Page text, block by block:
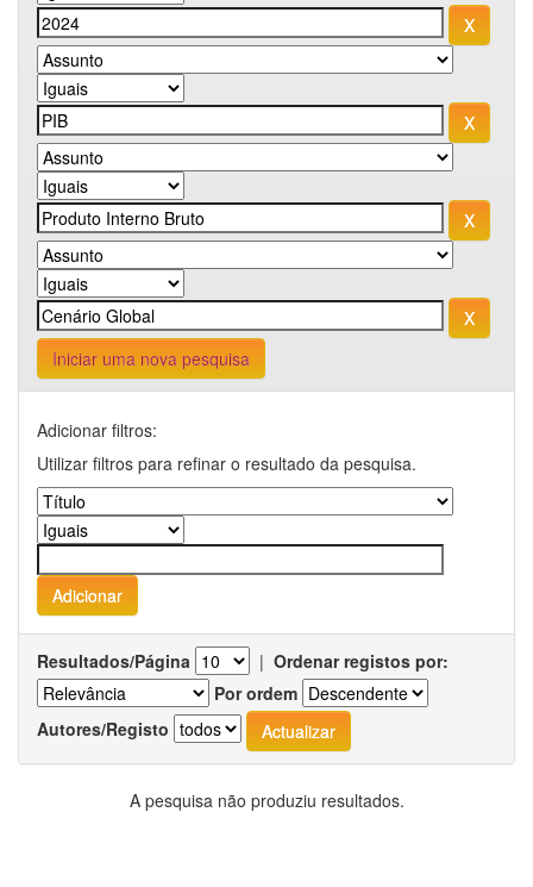
Iniciar uma nova pesquisa
Adicionar filtros:
Utilizar filtros para refinar o resultado da pesquisa.
Resultados/Página | Ordenar registos por:
Por ordem
Autores/Registo
A pesquisa não produziu resultados.